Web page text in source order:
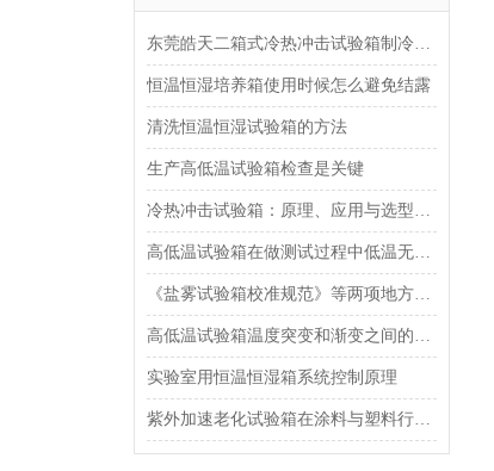
东莞皓天二箱式冷热冲击试验箱制冷系统
恒温恒湿培养箱使用时候怎么避免结露
清洗恒温恒湿试验箱的方法
生产高低温试验箱检查是关键
冷热冲击试验箱：原理、应用与选型指南
高低温试验箱在做测试过程中低温无法稳定，怎么办？
《盐雾试验箱校准规范》等两项地方校准规范发布实施
高低温试验箱温度突变和渐变之间的区别
实验室用恒温恒湿箱系统控制原理
紫外加速老化试验箱在涂料与塑料行业中的重要应用